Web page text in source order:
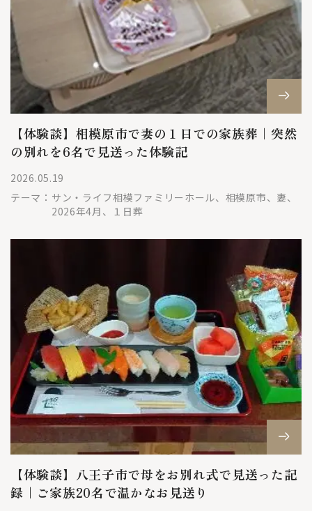
【体験談】相模原市で妻の１日での家族葬｜突然
の別れを6名で見送った体験記
2026.05.19
テーマ： サン・ライフ相模ファミリーホール、相模原市、妻、
2026年4月、１日葬
【体験談】八王子市で母をお別れ式で見送った記
録｜ご家族20名で温かなお見送り